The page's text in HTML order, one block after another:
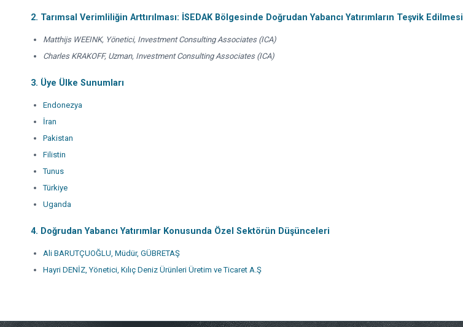
2. Tarımsal Verimliliğin Arttırılması: İSEDAK Bölgesinde Doğrudan Yabancı Yatırımların Teşvik Edilmesi
Matthijs WEEINK, Yönetici, Investment Consulting Associates (ICA)
Charles KRAKOFF, Uzman, Investment Consulting Associates (ICA)
3. Üye Ülke Sunumları
Endonezya
İran
Pakistan
Filistin
Tunus
Türkiye
Uganda
4. Doğrudan Yabancı Yatırımlar Konusunda Özel Sektörün Düşünceleri
Ali BARUTÇUOĞLU, Müdür, GÜBRETAŞ
Hayri DENİZ, Yönetici, Kılıç Deniz Ürünleri Üretim ve Ticaret A.Ş